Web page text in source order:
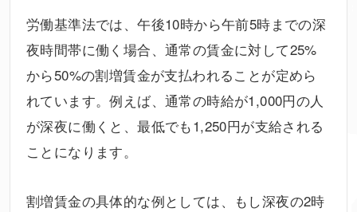
労働基準法では、午後10時から午前5時までの深
夜時間帯に働く場合、通常の賃金に対して25%
から50%の割増賃金が支払われることが定めら
れています。例えば、通常の時給が1,000円の人
が深夜に働くと、最低でも1,250円が支給される
ことになります。
割増賃金の具体的な例としては、もし深夜の2時